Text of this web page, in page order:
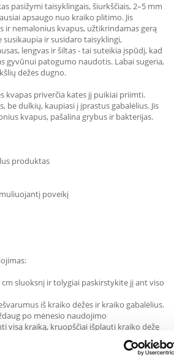
pasižymi taisyklingais, šiurkščiais, 2–5 mm
apsaugo nuo kraiko plitimo. Jis
ir nemalonius kvapus, užtikrindamas gerą
susikaupia ir susidaro taisyklingi,
lengvas ir šiltas - tai suteikia įspūdį, kad
gyvūnui patogumo naudotis. Labai sugeria,
dėžės dugno.
kvapas priverčia kates jį puikiai priimti.
be dulkių, kaupiasi į įprastus gabalėlius. Jis
kvapus, pašalina grybus ir bakterijas.
produktas
poveikį
sluoksnį ir tolygiai paskirstykite jį ant viso
iš kraiko dėžės ir kraiko gabalėlius.
po mėnesio naudojimo
visą kraiką, kruopščiai išplauti kraiko dėžę